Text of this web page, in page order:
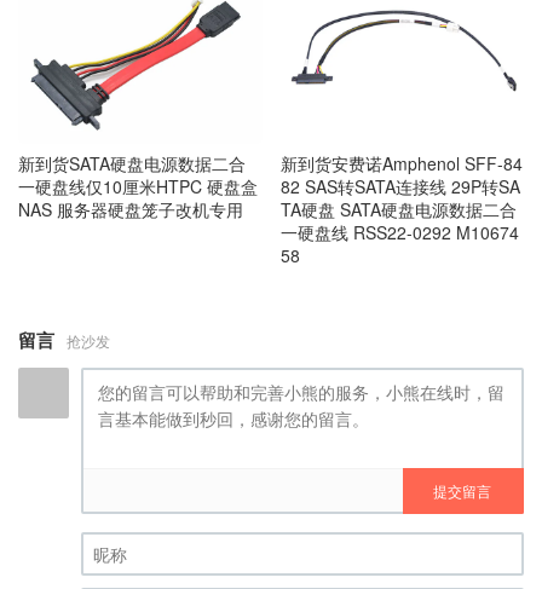
新到货SATA硬盘电源数据二合
一硬盘线仅10厘米HTPC 硬盘盒
NAS 服务器硬盘笼子改机专用
新到货安费诺Amphenol SFF-84
82 SAS转SATA连接线 29P转SA
TA硬盘 SATA硬盘电源数据二合
一硬盘线 RSS22-0292 M10674
58
留言 抢沙发
提交留言